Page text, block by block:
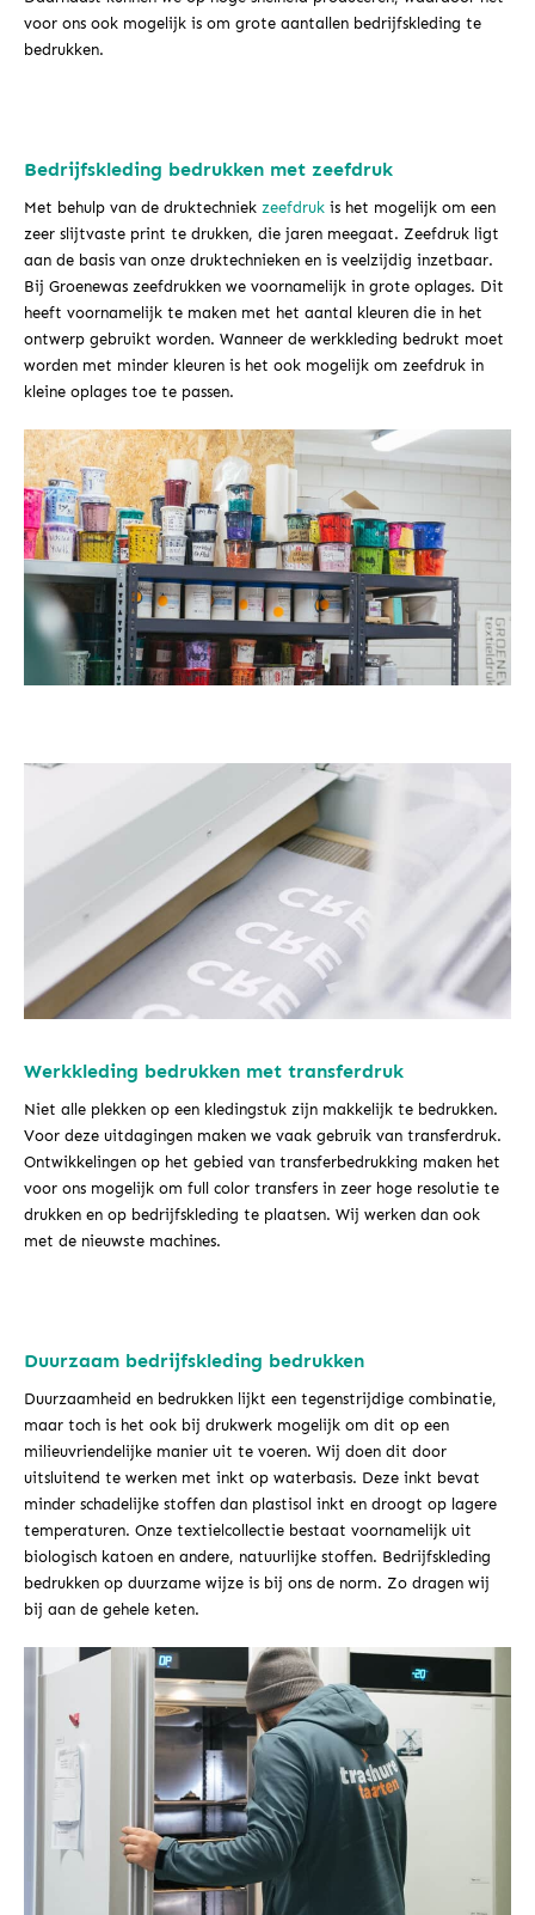
voor ons ook mogelijk is om grote aantallen bedrijfskleding te
bedrukken.
Bedrijfskleding bedrukken met zeefdruk
Met behulp van de druktechniek zeefdruk is het mogelijk om een
zeer slijtvaste print te drukken, die jaren meegaat. Zeefdruk ligt
aan de basis van onze druktechnieken en is veelzijdig inzetbaar.
Bij Groenewas zeefdrukken we voornamelijk in grote oplages. Dit
heeft voornamelijk te maken met het aantal kleuren die in het
ontwerp gebruikt worden. Wanneer de werkkleding bedrukt moet
worden met minder kleuren is het ook mogelijk om zeefdruk in
kleine oplages toe te passen.
Werkkleding bedrukken met transferdruk
Niet alle plekken op een kledingstuk zijn makkelijk te bedrukken.
Voor deze uitdagingen maken we vaak gebruik van transferdruk.
Ontwikkelingen op het gebied van transferbedrukking maken het
voor ons mogelijk om full color transfers in zeer hoge resolutie te
drukken en op bedrijfskleding te plaatsen. Wij werken dan ook
met de nieuwste machines.
Duurzaam bedrijfskleding bedrukken
Duurzaamheid en bedrukken lijkt een tegenstrijdige combinatie,
maar toch is het ook bij drukwerk mogelijk om dit op een
milieuvriendelijke manier uit te voeren. Wij doen dit door
uitsluitend te werken met inkt op waterbasis. Deze inkt bevat
minder schadelijke stoffen dan plastisol inkt en droogt op lagere
temperaturen. Onze textielcollectie bestaat voornamelijk uit
biologisch katoen en andere, natuurlijke stoffen. Bedrijfskleding
bedrukken op duurzame wijze is bij ons de norm. Zo dragen wij
bij aan de gehele keten.